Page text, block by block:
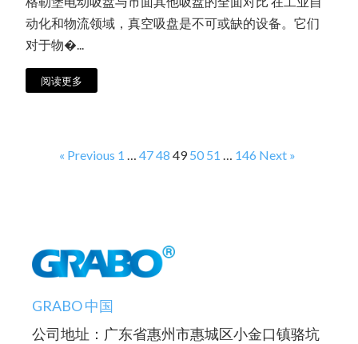
动化和物流领域，真空吸盘是不可或缺的设备。它们
对于物�...
阅读更多
« Previous 1 … 4748 49 50 51 … 146 Next »
GRABO 中国
公司地址：广东省惠州市惠城区小金口镇骆坑